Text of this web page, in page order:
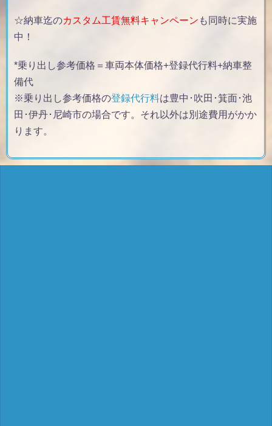
☆納車迄のカスタム工賃無料キャンペーン も同時に実施
中！
*乗り出し参考価格＝車両本体価格+登録代行料+納車整
備代
※乗り出し参考価格の登録代行料は豊中･吹田･箕面･池
田･伊丹･尼崎市の場合です。それ以外は別途費用がかか
ります。